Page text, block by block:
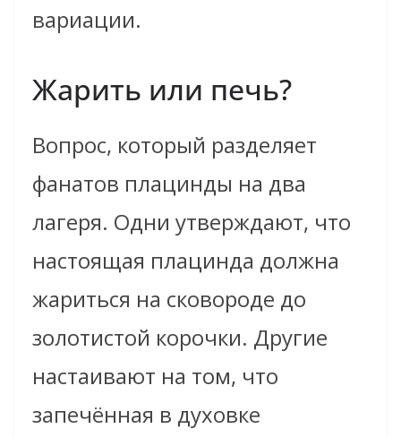
вариации.
Жарить или печь?
Вопрос, который разделяет
фанатов плацинды на два
лагеря. Одни утверждают, что
настоящая плацинда должна
жариться на сковороде до
золотистой корочки. Другие
настаивают на том, что
запечённая в духовке